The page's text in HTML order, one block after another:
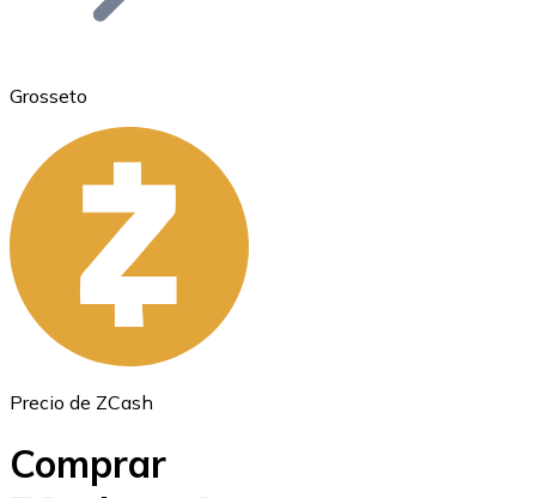
Ethereum
ETH
Grosseto
Precio de ZCash
Comprar